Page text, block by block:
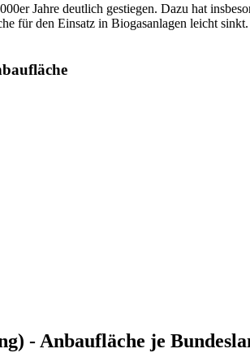
Jahre deutlich gestiegen. Dazu hat
für den Einsatz in Biogasanlagen leicht
- Anbaufläche je